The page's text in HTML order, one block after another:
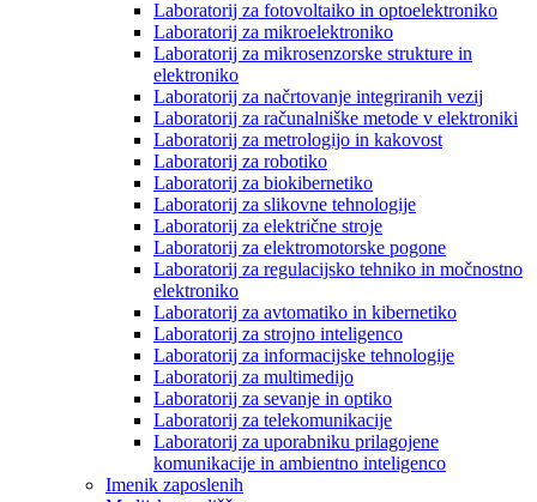
Laboratorij za fotovoltaiko in optoelektroniko
Laboratorij za mikroelektroniko
Laboratorij za mikrosenzorske strukture in
elektroniko
Laboratorij za načrtovanje integriranih vezij
Laboratorij za računalniške metode v elektroniki
Laboratorij za metrologijo in kakovost
Laboratorij za robotiko
Laboratorij za biokibernetiko
Laboratorij za slikovne tehnologije
Laboratorij za električne stroje
Laboratorij za elektromotorske pogone
Laboratorij za regulacijsko tehniko in močnostno
elektroniko
Laboratorij za avtomatiko in kibernetiko
Laboratorij za strojno inteligenco
Laboratorij za informacijske tehnologije
Laboratorij za multimedijo
Laboratorij za sevanje in optiko
Laboratorij za telekomunikacije
Laboratorij za uporabniku prilagojene
komunikacije in ambientno inteligenco
Imenik zaposlenih